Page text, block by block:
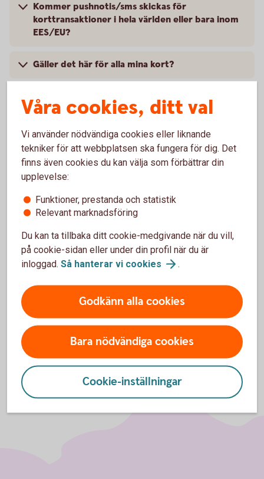
Kommer pushnotis/sms skickas för
korttransaktioner i hela världen eller bara inom
EES/EU?
Gäller det här för alla mina kort?
Kan jag stänga av notisfunktionen?
Har bankens valutaväxlingspåslag ändrats?
Var kan jag se den faktiska valutaväxlingskursen
jag fick på ett köp?
Ingår alla avgifter i kostnaden för en
transaktion?
Kan jag välja att få pushnotis/sms för endast ett
kort ifall jag har flera kort?
Vad betyder de olika procentsatserna i notisen?
Våra cookies, ditt val
Vi använder nödvändiga cookies eller liknande
tekniker för att webbplatsen ska fungera för dig. Det
finns även cookies du kan välja som förbättrar din
upplevelse:
Funktioner, prestanda och statistik
Relevant marknadsföring
Du kan ta tillbaka ditt cookie-medgivande när du vill,
på cookie-sidan eller under din profil när du är
inloggad. Så hanterar vi cookies .
Godkänn alla cookies
Bara nödvändiga cookies
Cookie-inställningar